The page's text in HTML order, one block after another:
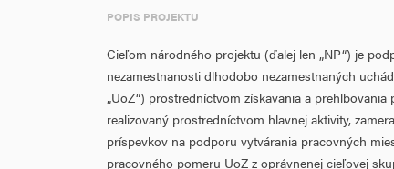
POPIS PROJEKTU
Cieľom národného projektu (ďalej len „NP“) je
nezamestnanosti dlhodobo nezamestnaných
„UoZ“) prostredníctvom získavania a
realizovaný prostredníctvom hlavnej aktivity,
príspevkov na podporu vytvárania pracovných
pracovného pomeru UoZ z oprávnenej cieľovej